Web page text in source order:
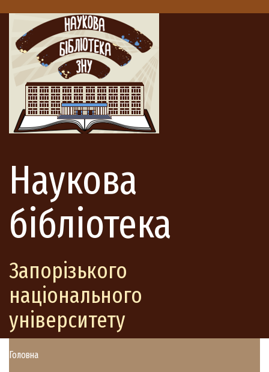
Наукова
бібліотека
Запорізького
національного
університету
Головна